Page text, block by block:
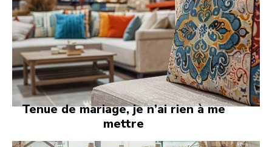
Tenue de mariage, je n’ai rien à me
mettre